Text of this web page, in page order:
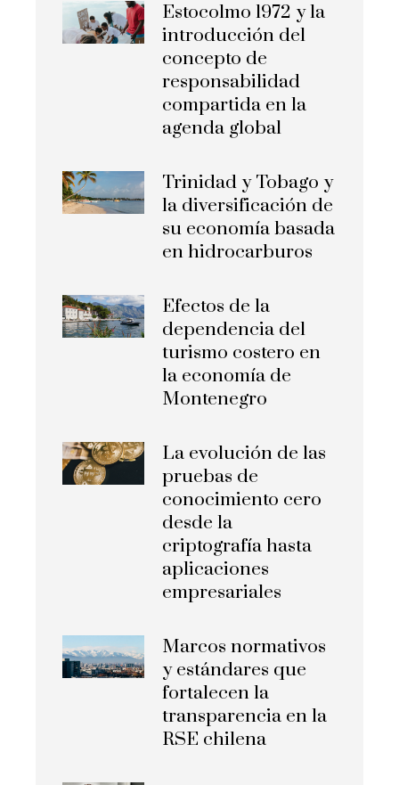
Estocolmo 1972 y la
introducción del
concepto de
responsabilidad
compartida en la
agenda global
Trinidad y Tobago y
la diversificación de
su economía basada
en hidrocarburos
Efectos de la
dependencia del
turismo costero en
la economía de
Montenegro
La evolución de las
pruebas de
conocimiento cero
desde la
criptografía hasta
aplicaciones
empresariales
Marcos normativos
y estándares que
fortalecen la
transparencia en la
RSE chilena